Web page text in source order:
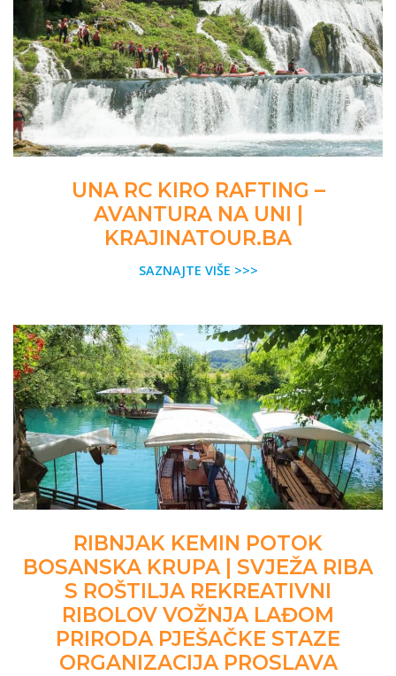
UNA RC KIRO RAFTING –
AVANTURA NA UNI |
KRAJINATOUR.BA
SAZNAJTE VIŠE >>>
RIBNJAK KEMIN POTOK
BOSANSKA KRUPA | SVJEŽA RIBA
S ROŠTILJA REKREATIVNI
RIBOLOV VOŽNJA LAĐOM
PRIRODA PJEŠAČKE STAZE
ORGANIZACIJA PROSLAVA